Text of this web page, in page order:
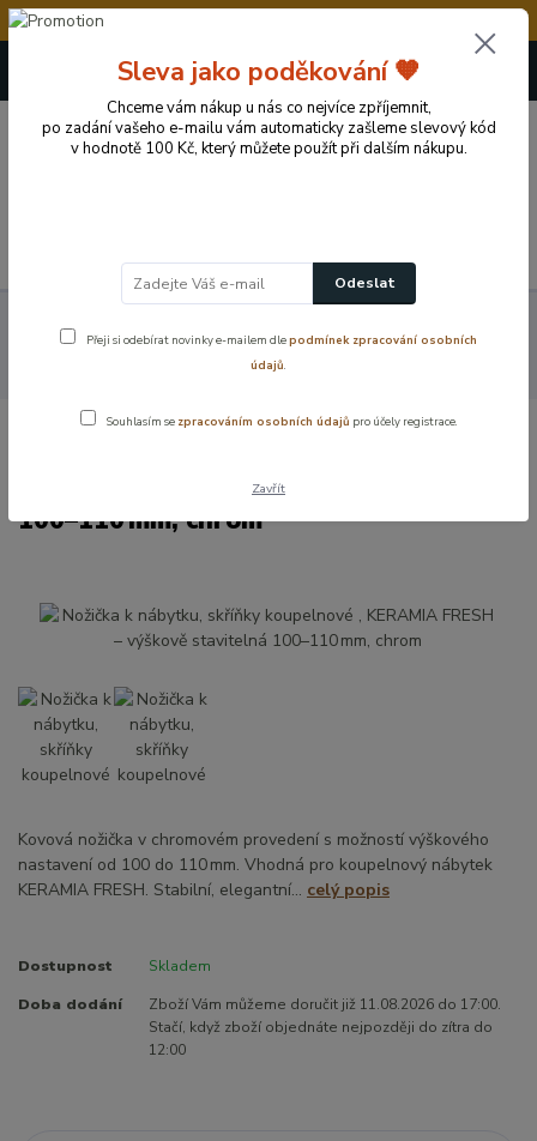
💥Vážení zákazníci, v době od 8.8. - 15.8.2026
+420 724 722 973
(Po-Pá, 09-17 hod.)
0 Kč
Montážní a doplňkové příslušenství
Nožička k nábytku, skříňky
koupelnové , KERAMIA FRESH – výškově stavitelná 100–110 mm, chrom
, KERAMIA FRESH – výškově stavitelná
100–110 mm, chrom
Kovová nožička v chromovém provedení s možností výškového
nastavení od 100 do 110 mm. Vhodná pro koupelnový nábytek
KERAMIA FRESH. Stabilní, elegantní... celý popis
Dostupnost Skladem
Doba dodání
Zboží Vám můžeme doručit již 11.08.2026 do 17:00.
Stačí, když zboží objednáte nejpozději do zítra do
12:00
Sleva jako poděkování 🧡
Chceme vám nákup u nás co nejvíce zpříjemnit,
po zadání vašeho e-mailu vám automaticky zašleme slevový kód
v hodnotě 100 Kč, který můžete použít při dalším nákupu.
Odeslat
Přeji si odebírat novinky e-mailem dlepodmínek zpracování osobních
údajů.
Souhlasím se zpracováním osobních údajů pro účely registrace.
Zavřít